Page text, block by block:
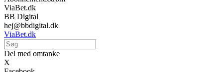
ViaBet.dk
BB Digital
hej@bbdigital.dk
ViaBet.dk
Del med omtanke
X